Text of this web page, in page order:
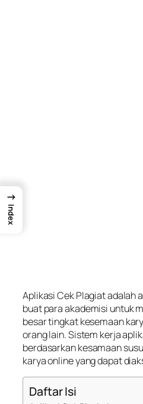
Aplikasi Cek Plagiat adalah
buat para akademisi untuk
besar tingkat kesemaan
orang lain. Sistem kerja
berdasarkan kesamaan
karya online yang dapat
Daftar Isi
→
Index